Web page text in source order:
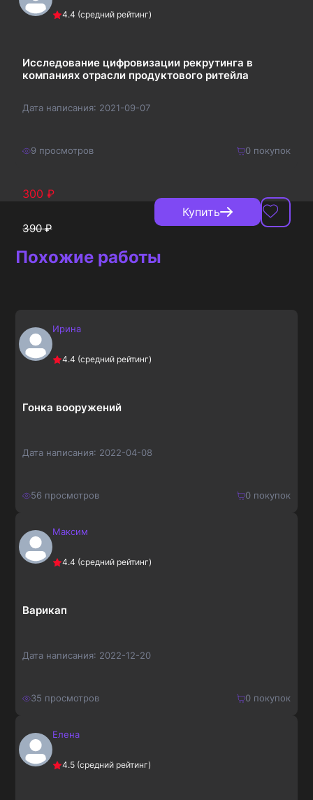
4.4 (средний рейтинг)
Исследование цифровизации рекрутинга в
компаниях отрасли продуктового ритейла
Дата написания: 2021-09-07
9 просмотров 0покупок
300 ₽
390₽
Купить
Похожие работы
Ирина
4.4 (средний рейтинг)
Гонка вооружений
Дата написания: 2022-04-08
56 просмотров 0покупок
150₽Максим
4.4 (средний рейтинг)
Варикап
Дата написания: 2022-12-20
35 просмотров 0покупок
180₽Елена
4.5 (средний рейтинг)